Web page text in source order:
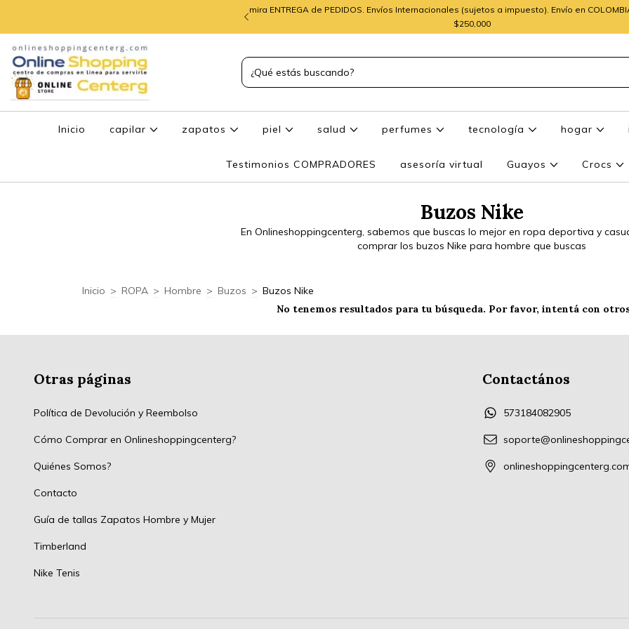
mira ENTREGA de PEDIDOS. Envíos Internacionales (sujetos a impuesto). Envío en
$250,000
Inicio capilar zapatos piel salud perfumes tecnología hogar
Testimonios COMPRADORES asesoría virtual Guayos Crocs
Buzos Nike
En Onlineshoppingcenterg, sabemos que buscas lo mejor en ropa deportiva y
comprar los buzos Nike para hombre que buscas
Inicio > ROPA > Hombre > Buzos > Buzos Nike
No tenemos resultados para tu búsqueda. Por favor, intentá con
Otras páginas
Política de Devolución y Reembolso
Cómo Comprar en Onlineshoppingcenterg?
Quiénes Somos?
Contacto
Guía de tallas Zapatos Hombre y Mujer
Timberland
Nike Tenis
Contactános
573184082905